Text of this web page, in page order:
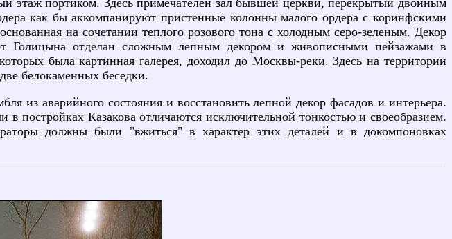
как бы аккомпанируют пристенные колонны малого ордера с коринфскими
на сочетании теплого розового тона с холодным серо-зеленым. Декор
Голицына отделан сложным лепным декором и живописными пейзажами в
была картинная галерея, доходил до Москвы-реки. Здесь на территории
белокаменных беседки.
из аварийного состояния и восстановить лепной декор фасадов и интерьера.
постройках Казакова отличаются исключительной тонкостью и своеобразием.
должны были "вжиться" в характер этих деталей и в докомпоновках